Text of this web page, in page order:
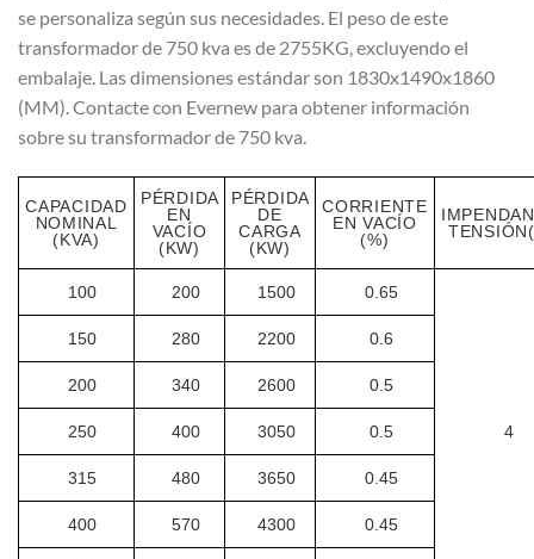
se personaliza según sus necesidades. El peso de este
transformador de 750 kva es de 2755KG, excluyendo el
embalaje. Las dimensiones estándar son 1830x1490x1860
(MM). Contacte con Evernew para obtener información
sobre su transformador de 750 kva.
CAPACIDAD
NOMINAL
(KVA)
PÉRDIDA
EN
VACÍO
(KW)
PÉRDIDA
DE
CARGA
(KW)
CORRIENTE
EN VACÍO
(%)
100 200 1500 0.65
4
150 280 2200 0.6
200 340 2600 0.5
250 400 3050 0.5
315 480 3650 0.45
400 570 4300 0.45